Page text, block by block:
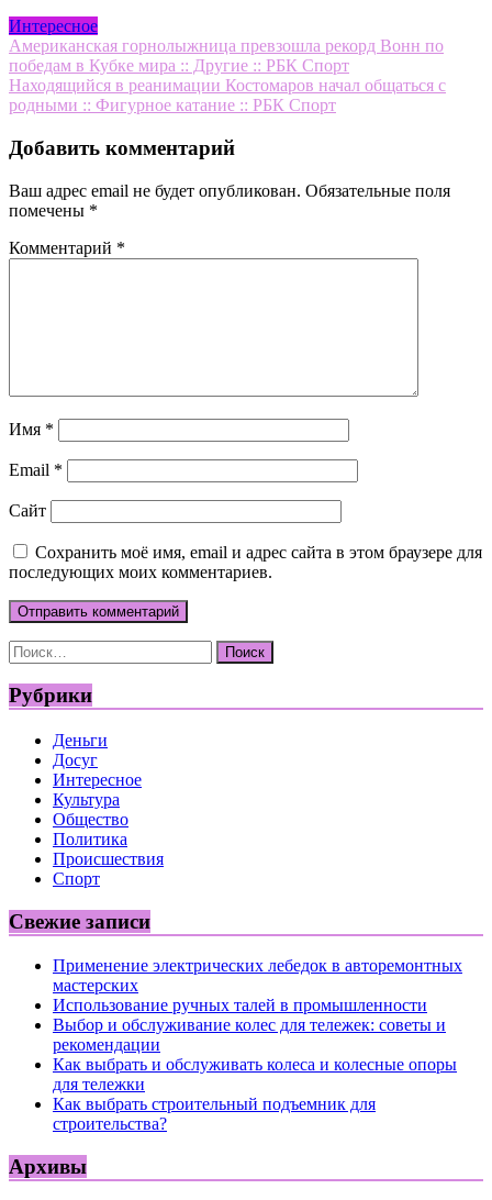
Интересное
Навигация
по
записям
Американская горнолыжница превзошла рекорд Вонн по
победам в Кубке мира :: Другие :: РБК Спорт
Находящийся в реанимации Костомаров начал общаться с
родными :: Фигурное катание :: РБК Спорт
Добавить комментарий
Ваш адрес email не будет опубликован. Обязательные поля
помечены *
Комментарий *
Имя *
Email *
Сайт
Сохранить моё имя, email и адрес сайта в этом браузере для
последующих моих комментариев.
Найти:
Рубрики
Деньги
Досуг
Интересное
Культура
Общество
Политика
Происшествия
Спорт
Свежие записи
Применение электрических лебедок в авторемонтных
мастерских
Использование ручных талей в промышленности
Выбор и обслуживание колес для тележек: советы и
рекомендации
Как выбрать и обслуживать колеса и колесные опоры
для тележки
Как выбрать строительный подъемник для
строительства?
Архивы